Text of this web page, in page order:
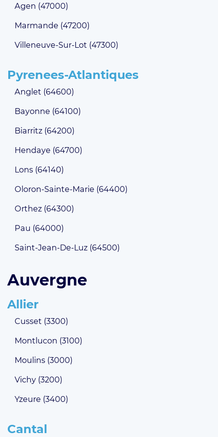
Agen (47000)
Marmande (47200)
Villeneuve-Sur-Lot (47300)
Pyrenees-Atlantiques
Anglet (64600)
Bayonne (64100)
Biarritz (64200)
Hendaye (64700)
Lons (64140)
Oloron-Sainte-Marie (64400)
Orthez (64300)
Pau (64000)
Saint-Jean-De-Luz (64500)
Auvergne
Allier
Cusset (3300)
Montlucon (3100)
Moulins (3000)
Vichy (3200)
Yzeure (3400)
Cantal